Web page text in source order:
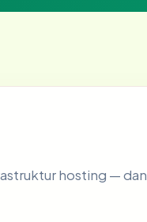
hosting — dan